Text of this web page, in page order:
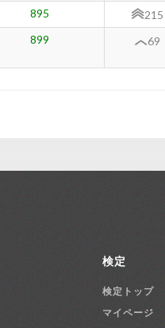
895 215
899 69
検定
検定トップ
マイページ